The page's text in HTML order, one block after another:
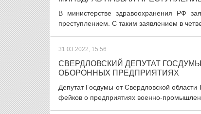
В министерстве здравоохранения РФ
преступлением. С таким заявлением в
31.03.2022, 15:56
СВЕРДЛОВСКИЙ ДЕПУТАТ
ОБОРОННЫХ ПРЕДПРИЯТИЯХ
Депутат Госдумы от Свердловской области
фейков о предприятиях военно-